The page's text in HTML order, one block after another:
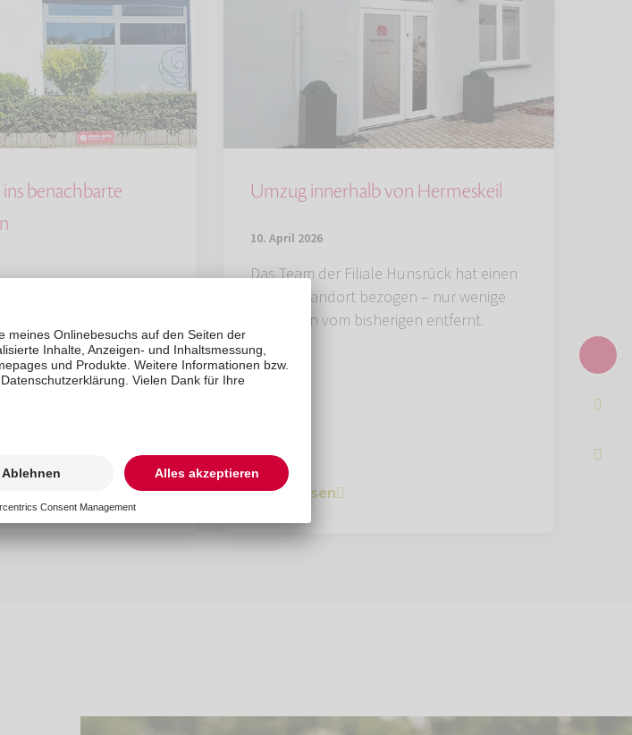
benachbarte
hat seinen bisherigen
verlassen und
in der Gemeinde
Umzug innerhalb von Hermeskeil
10. April 2026
Das Team der Filiale Hunsrück hat einen
neuen Standort bezogen – nur wenige
Sekunden vom bisherigen entfernt.
Weiterlesen